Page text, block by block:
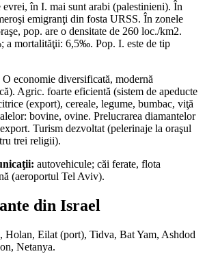
evrei, în I. mai sunt arabi (pales­tinieni). În
emigranţi din fosta URSS. În zonele
pop. are o densitate de 260 loc./km2.
a mortalităţii: 6,5‰. Pop. I. este de tip
O economie diversificată, modernă
Agric. foarte eficientă (sistem de apeducte
(export), cereale, legume, bumbac, viţă
bovine, ovine. Prelucrarea diamantelor
Turism dezvoltat (pelerinaje la oraşul
trei religii).
autovehicule; căi ferate, flota
(aeroportul Tel Aviv).
din Israel
Holan, Eilat (port), Tidva, Bat Yam, Ashdod
Netanya.